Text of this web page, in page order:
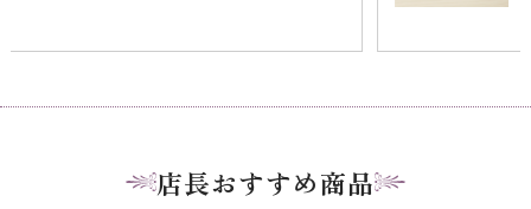
店長おすすめ商品